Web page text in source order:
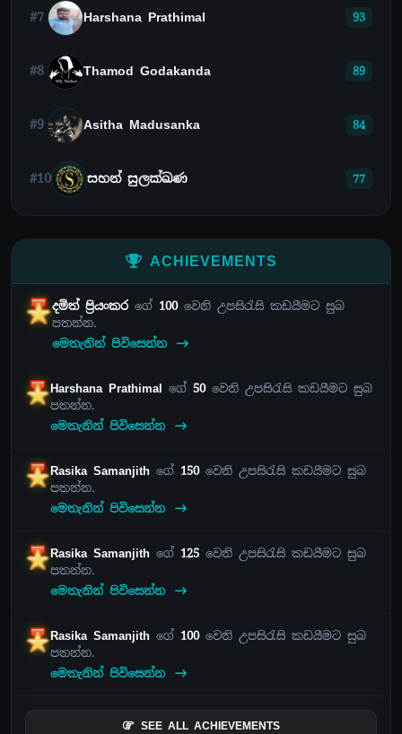
#7 Harshana Prathimal 93
#8 Thamod Godakanda 89
#9 Asitha Madusanka 84
#10 සහන් සුලක්ඛණ 77
ACHIEVEMENTS
දමිත් ප්‍රියංකරගේ 100වෙනි උපසිරැසි කඩයීමට සුබ
පතන්න.
මෙතැනින් පිවිසෙන්න
Harshana Prathimal ගේ 50වෙනි උපසිරැසි කඩයීමට සුබ
පතන්න.
මෙතැනින් පිවිසෙන්න
Rasika Samanjithගේ 150වෙනි උපසිරැසි කඩයීමට සුබ
පතන්න.
මෙතැනින් පිවිසෙන්න
Rasika Samanjithගේ 125 වෙනි උපසිරැසි කඩයීමට සුබ
පතන්න.
මෙතැනින් පිවිසෙන්න
Rasika Samanjithගේ 100වෙනි උපසිරැසි කඩයීමට සුබ
පතන්න.
මෙතැනින් පිවිසෙන්න
SEE ALL ACHIEVEMENTS